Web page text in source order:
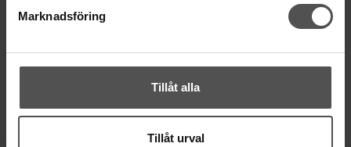
Marknadsföring
Tillåt alla
Tillåt urval
KONTAKTA OSS
Mailsvar inom 24 timmar
BESÖK OSS
Kungsgatan 70E, 753 41 Uppsala